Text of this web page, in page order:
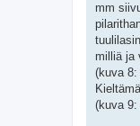
mm
milliä ja
(kuva 8:
(kuva